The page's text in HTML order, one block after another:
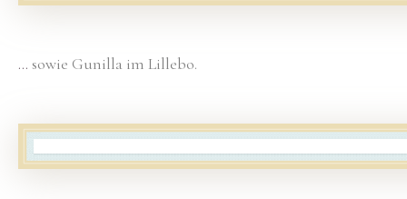
… sowie Gunilla im Lillebo.